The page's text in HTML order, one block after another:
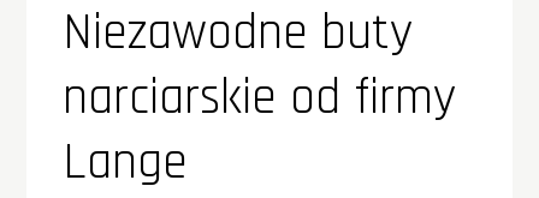
Niezawodne buty
narciarskie od firmy
Lange